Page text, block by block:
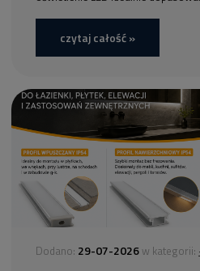
czytaj całość »
Dodano: 29-07-2026 w kategorii: